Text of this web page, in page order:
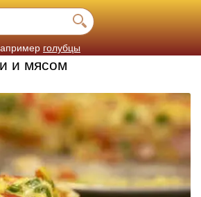
голубцы
и мясом